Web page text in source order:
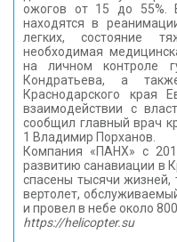
ожогов от 15 до 55%.
находятся в
легких, состояние
необходимая
на личном контроле
Кондратьева, а
Краснодарского края
взаимодействии с
сообщил главный врач
1 Владимир Порханов.
Компания «ПАНХ» с
развитию санавиации в
спасены тысячи жизней,
вертолет,
и провел в небе около
https://helicopter.su